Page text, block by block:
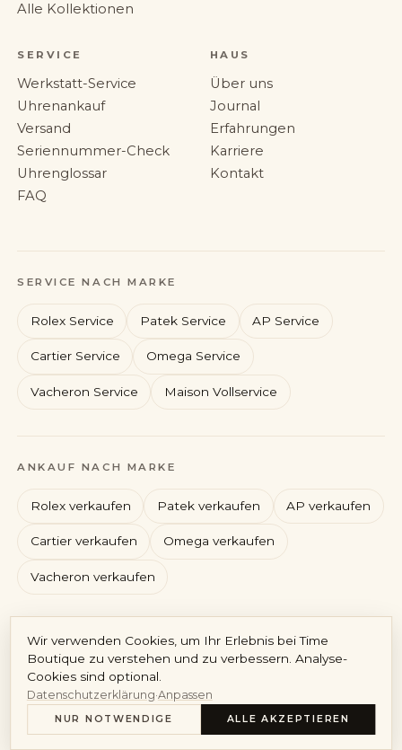
Audemars Piguet Cartier
Konto
Alle Kollektionen
SERVICE
Werkstatt-Service
Uhrenankauf
Versand
Seriennummer-Check
Uhrenglossar
FAQ
HAUS
Über uns
Journal
Erfahrungen
Karriere
Kontakt
SERVICE NACH MARKE
Rolex Service Patek Service AP Service
Cartier Service Omega Service
Vacheron Service Maison Vollservice
ANKAUF NACH MARKE
Rolex verkaufen Patek verkaufen AP verkaufen
Cartier verkaufen Omega verkaufen
Vacheron verkaufen
© 2026 Time Boutique GmbH · HRB 310575 München · GF Maximilian
DE /
EN
Impressum DatenschutzAGB
Cookie-RichtlinieCookie-Einstellungen
Wir verwenden Cookies, um Ihr Erlebnis bei Time
Boutique zu verstehen und zu verbessern. Analyse-
Cookies sind optional.
Datenschutzerklärung·Anpassen
NUR NOTWENDIGE ALLE AKZEPTIEREN